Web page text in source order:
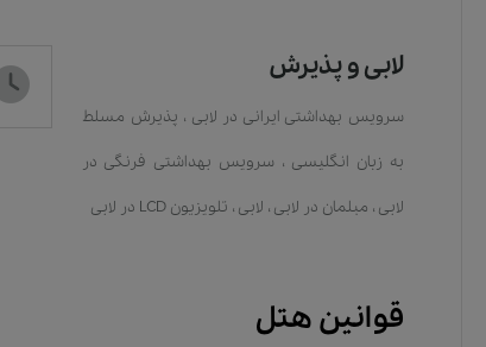
لابی و پذیرش
سرویس بهداشتی ایرانی در لابی ، پذیرش مسلط
به زبان انگلیسی ، سرویس بهداشتی فرنگی در
لابی ، مبلمان در لابی ، لابی ، تلویزیون LCD در لابی
قوانین هتل